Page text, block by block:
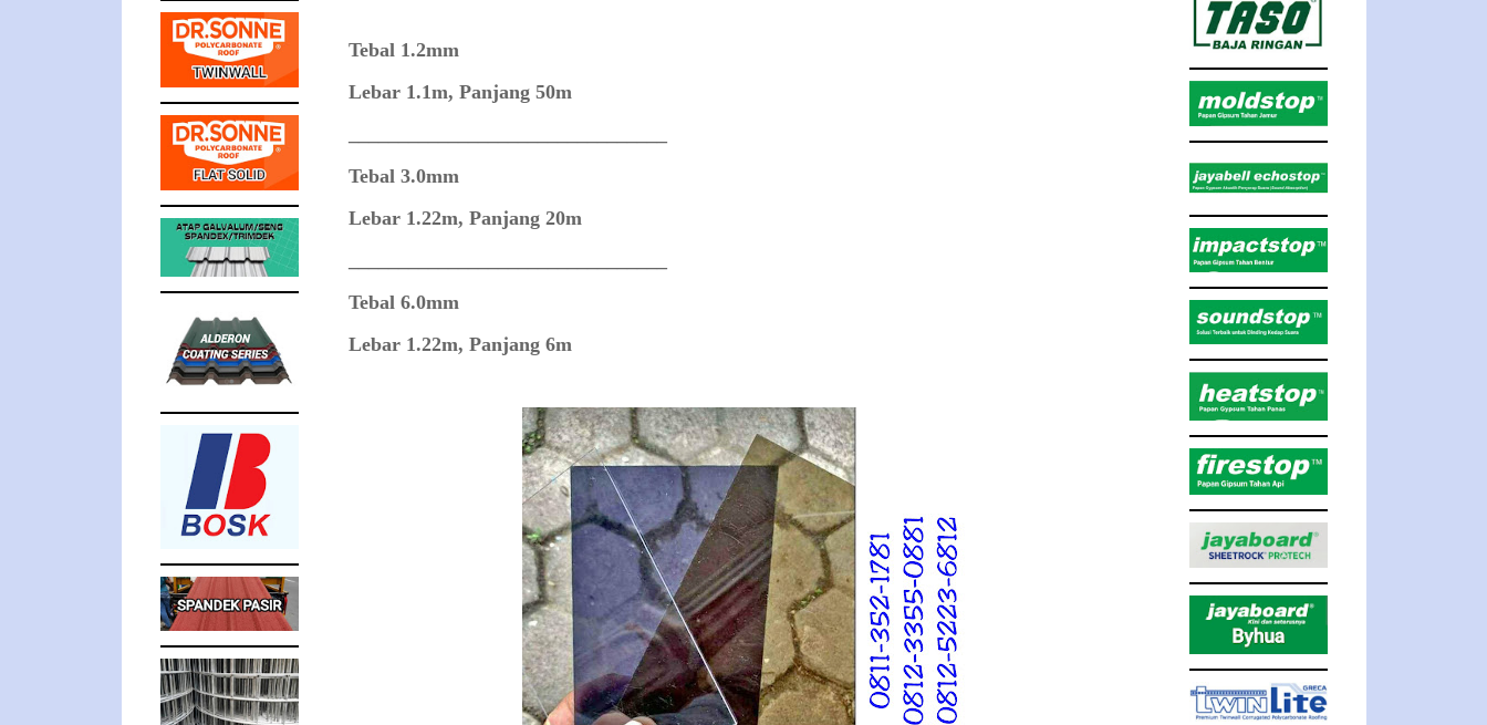
Tebal 1.2mm
Lebar 1.1m, Panjang 50m
Tebal 3.0mm
Lebar 1.22m, Panjang 20m
Tebal 6.0mm
Lebar 1.22m, Panjang 6m